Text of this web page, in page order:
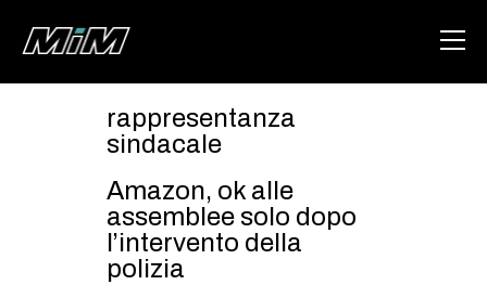
HOME
ABOUT
AREA
DEGENERAZIONE
rappresentanza
sindacale
Amazon, ok alle
assemblee solo dopo
l’intervento della
polizia